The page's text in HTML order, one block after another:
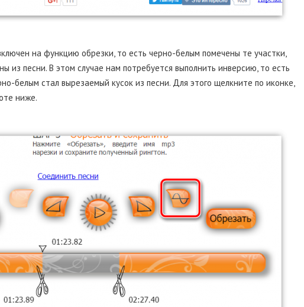
на функцию обрезки, то есть черно-белым помечены те участки,
из песни. В этом случае нам потребуется выполнить инверсию, то есть
белым стал вырезаемый кусок из песни. Для этого щелкните по иконке,
ниже.